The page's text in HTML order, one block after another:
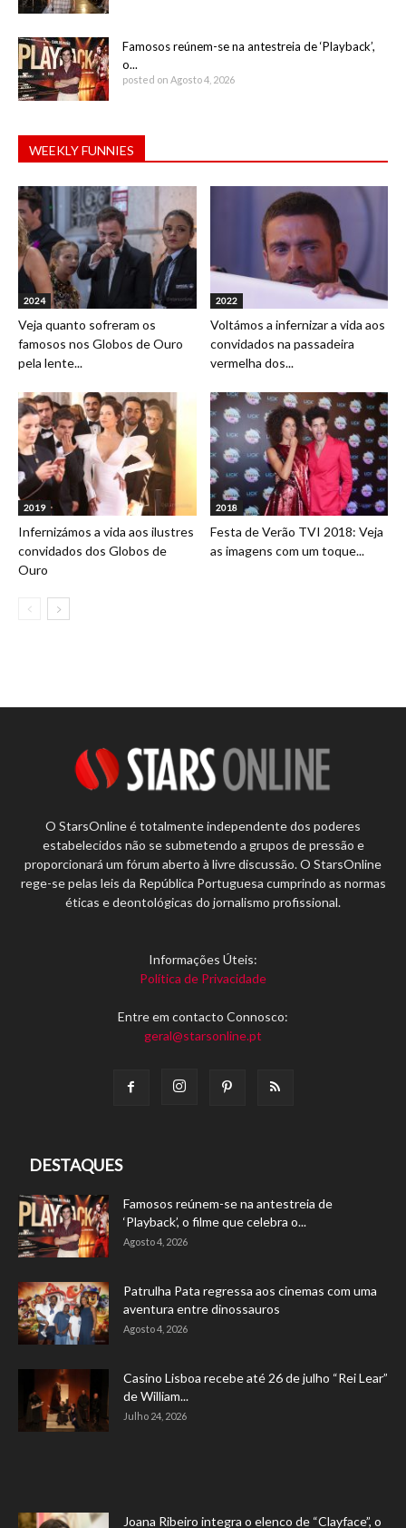
Famosos reúnem-se na antestreia de ‘Playback’,
o...
posted on Agosto 4, 2026
WEEKLY FUNNIES
2024
Veja quanto sofreram os
famosos nos Globos de Ouro
pela lente...
2022
Voltámos a infernizar a vida aos
convidados na passadeira
vermelha dos...
2019
Infernizámos a vida aos ilustres
convidados dos Globos de
Ouro
2018
Festa de Verão TVI 2018: Veja
as imagens com um toque...
O StarsOnline é totalmente independente dos poderes
estabelecidos não se submetendo a grupos de pressão e
proporcionará um fórum aberto à livre discussão. O StarsOnline
rege-se pelas leis da República Portuguesa cumprindo as normas
éticas e deontológicas do jornalismo profissional.
Informações Úteis:
Política de Privacidade
Entre em contacto Connosco:
geral@starsonline.pt
DESTAQUES
Famosos reúnem-se na antestreia de
‘Playback’, o filme que celebra o...
Agosto 4, 2026
Patrulha Pata regressa aos cinemas com uma
aventura entre dinossauros
Agosto 4, 2026
Casino Lisboa recebe até 26 de julho “Rei Lear”
de William...
Julho 24, 2026
Joana Ribeiro integra o elenco de “Clayface”, o